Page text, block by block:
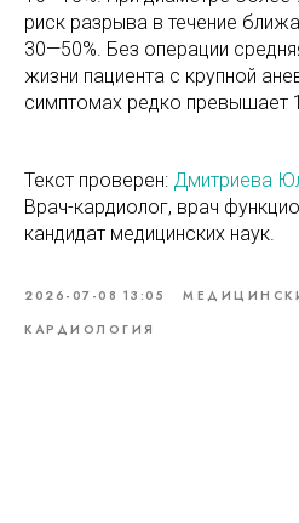
риск разрыва в течение
30—50%. Без операции
жизни пациента с крупной
симптомах редко превышает
Текст проверен: Дмитриева
Врач-кардиолог, врач
кандидат медицинских наук.
2026-07-08 13:05
КАРДИОЛОГИЯ